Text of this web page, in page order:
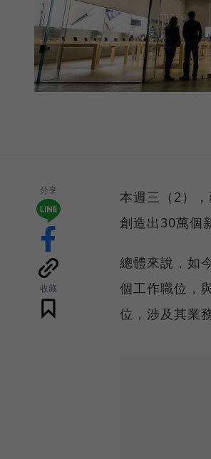
分享
收藏
本週三（2）
創造出30萬個
總體來說，如
個工作職位，
位，涉及其業